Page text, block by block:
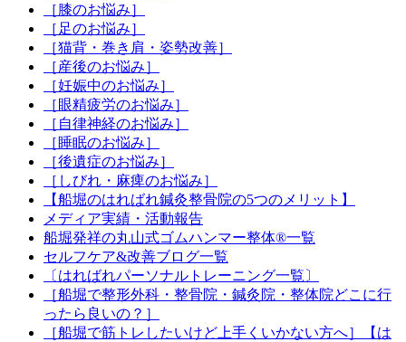
［膝のお悩み］
［足のお悩み］
［猫背・巻き肩・姿勢改善］
［産後のお悩み］
［妊娠中のお悩み］
［眼精疲労のお悩み］
［自律神経のお悩み］
［睡眠のお悩み］
［後遺症のお悩み］
［しびれ・麻痺のお悩み］
【船堀のはればれ鍼灸整骨院の5つのメリット】
メディア実績・活動報告
船堀発祥の丸山式ゴムハンマー整体®︎一覧
セルフケア&改善ブログ一覧
〔はればれパーソナルトレーニング一覧〕
［船堀で整形外科・整骨院・鍼灸院・整体院どこに行
ったら良いの？］
［船堀で筋トレしたいけど上手くいかない方へ］【は